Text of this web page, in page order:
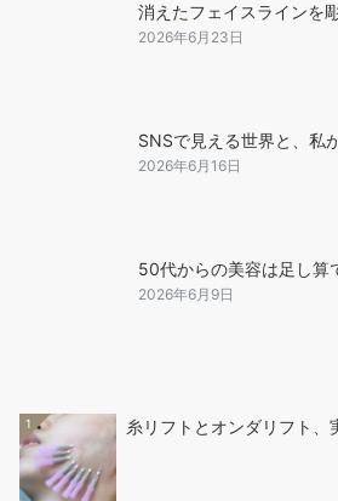
消えたフェイスラインを
2026年6月23日
SNSで見える世界と、私
2026年6月16日
50代からの美容は足し算
2026年6月9日
1 糸リフトとオンダリフト